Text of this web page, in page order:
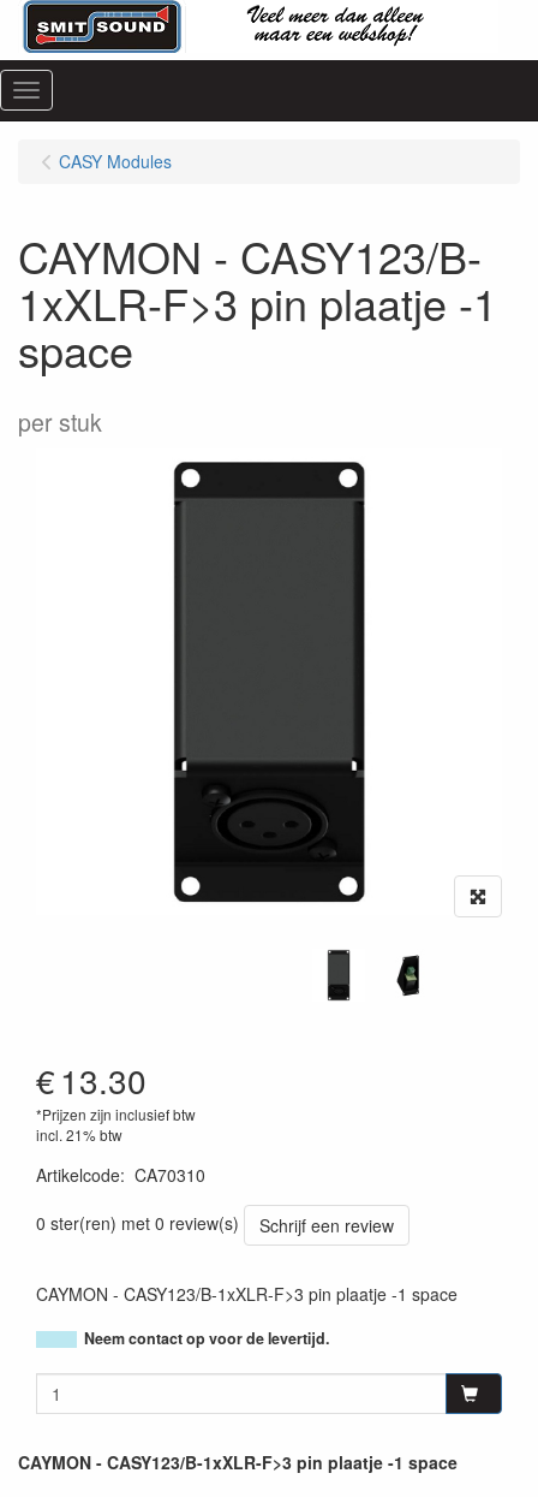
Menu
CASY Modules
CAYMON - CASY123/B-
1xXLR-F>3 pin plaatje -1
space
per stuk
€13.30
*Prijzen zijn inclusief btw
incl. 21% btw
Artikelcode: CA70310
0 ster(ren) met 0 review(s)
Schrijf een review
CAYMON - CASY123/B-1xXLR-F>3 pin plaatje -1 space
Neem contact op voor de levertijd.
CAYMON - CASY123/B-1xXLR-F>3 pin plaatje -1 space